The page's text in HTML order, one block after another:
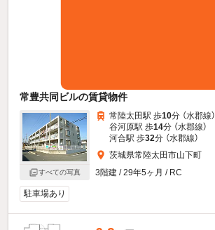
常豊共同ビルの賃貸物件
すべての写真
常陸太田駅 歩10分 （水郡線）
谷河原駅 歩14分 （水郡線）
河合駅 歩32分 （水郡線）
茨城県常陸太田市山下町
3階建 / 29年5ヶ月 / RC
駐車場あり